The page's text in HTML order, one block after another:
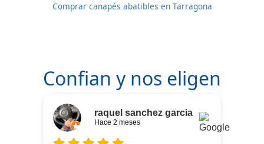
Comprar canapés abatibles en Tarragona
Confian y nos eligen
raquel sanchez garcia
Hace 2 meses